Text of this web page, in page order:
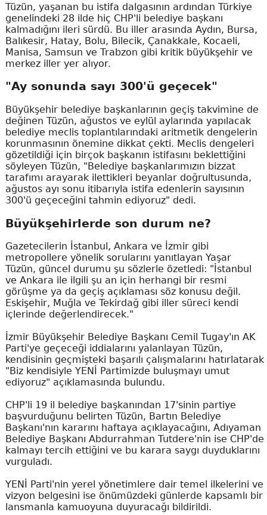
Tüzün, yaşanan bu istifa dalgasının ardından Türkiye
genelindeki 28 ilde hiç CHP'li belediye başkanı
kalmadığını ileri sürdü. Bu iller arasında Aydın, Bursa,
Balıkesir, Hatay, Bolu, Bilecik, Çanakkale, Kocaeli,
Manisa, Samsun ve Trabzon gibi kritik büyükşehir ve
merkez iller yer alıyor.
"Ay sonunda sayı 300'ü geçecek"
Büyükşehir belediye başkanlarının geçiş takvimine de
değinen Tüzün, ağustos ve eylül aylarında yapılacak
belediye meclis toplantılarındaki aritmetik dengelerin
korunmasının önemine dikkat çekti. Meclis dengeleri
gözetildiği için birçok başkanın istifasını beklettiğini
söyleyen Tüzün, "Belediye başkanlarımızın bizzat
tarafımı arayarak ilettikleri beyanlar doğrultusunda,
ağustos ayı sonu itibarıyla istifa edenlerin sayısının
300'ü geçeceğini tahmin ediyoruz" dedi.
Büyükşehirlerde son durum ne?
Gazetecilerin İstanbul, Ankara ve İzmir gibi
metropollere yönelik sorularını yanıtlayan Yaşar
Tüzün, güncel durumu şu sözlerle özetledi: "İstanbul
ve Ankara ile ilgili şu an için herhangi bir resmi
görüşme ya da geçiş açıklaması söz konusu değil.
Eskişehir, Muğla ve Tekirdağ gibi iller süreci kendi
içlerinde değerlendirecek."
İzmir Büyükşehir Belediye Başkanı Cemil Tugay'ın AK
Parti'ye geçeceği iddialarını yalanlayan Tüzün,
kendisinin geçmişteki başarılı çalışmalarını hatırlatarak
"Biz kendisiyle YENİ Partimizde buluşmayı umut
ediyoruz" açıklamasında bulundu.
CHP'li 19 il belediye başkanından 17'sinin partiye
başvurduğunu belirten Tüzün, Bartın Belediye
Başkanı'nın kararını haftaya açıklayacağını, Adıyaman
Belediye Başkanı Abdurrahman Tutdere'nin ise CHP'de
kalmayı tercih ettiğini ve bu karara saygı duyduklarını
vurguladı.
YENİ Parti'nin yerel yönetimlere dair temel ilkelerini ve
vizyon belgesini ise önümüzdeki günlerde kapsamlı bir
lansmanla kamuoyuna duyuracağı bildirildi.